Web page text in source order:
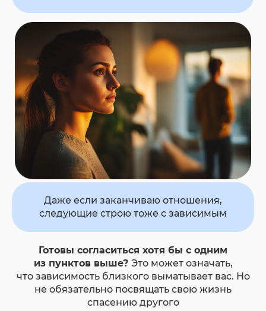
Даже если заканчиваю отношения,
следующие строю тоже с зависимым
Готовы согласиться хотя бы с одним
из пунктов выше? Это может означать,
что зависимость близкого выматывает вас. Но
не обязательно посвящать свою жизнь
спасению другого